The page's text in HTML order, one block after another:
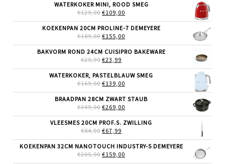
WATERKOKER MINI, ROOD SMEG
€129,00 OORSPRONKELIJKE
WAS:
€129,00.
€109,00
IS:
KOEKENPAN 20CM PROLINE-7 DEMEYERE
€189,00 OORSPRONKELIJKE
WAS:
€189,00.
€155,00
IS:
BAKVORM ROND 24CM CUISIPRO BAKEWARE
€29,99 OORSPRONKELIJKE
WAS:
€29,99.
€23,99
IS:
€23,99.
WATERKOKER, PASTELBLAUW SMEG
€169,00 OORSPRONKELIJKE
WAS:
€169,00.
€139,00
IS:
BRAADPAN 28CM ZWART STAUB
€349,00 OORSPRONKELIJKE
WAS:
€349,00.
€269,00
IS:
VLEESMES 20CM PROF.S. ZWILLING
€84,99 OORSPRONKELIJKE
WAS:
€84,99.
€67,99
IS:
€67,99.
KOEKENPAN 32CM NANOTOUCH INDUSTRY-5 DEMEYERE
€205,00 OORSPRONKELIJKE
€159,00